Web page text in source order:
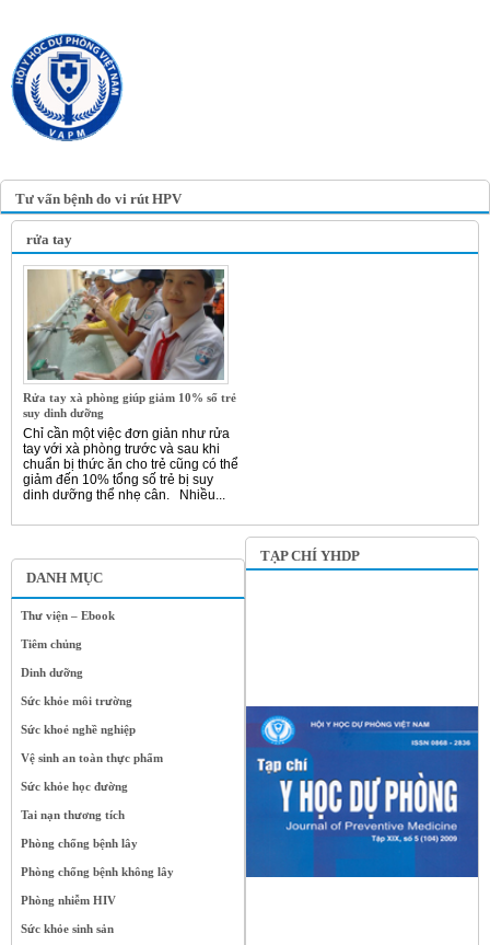
Tư vấn bệnh do vi rút HPV
DANH MỤC
Thư viện – Ebook
Tiêm chủng
Dinh dưỡng
Sức khỏe môi trường
Sức khoẻ nghề nghiệp
Vệ sinh an toàn thực phẩm
Sức khỏe học đường
Tai nạn thương tích
Phòng chống bệnh lây
Phòng chống bệnh không lây
Phòng nhiễm HIV
Sức khỏe sinh sản
rửa tay
Rửa tay xà phòng giúp giảm 10% số trẻ
suy dinh dưỡng
Chỉ cần một việc đơn giản như rửa
tay với xà phòng trước và sau khi
chuẩn bị thức ăn cho trẻ cũng có thể
giảm đến 10% tổng số trẻ bị suy
dinh dưỡng thể nhẹ cân. Nhiều...
TẠP CHÍ YHDP